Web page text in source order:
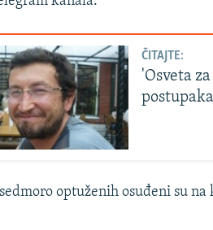
ČITAJTE:
'Osveta
optuženih osuđeni su na